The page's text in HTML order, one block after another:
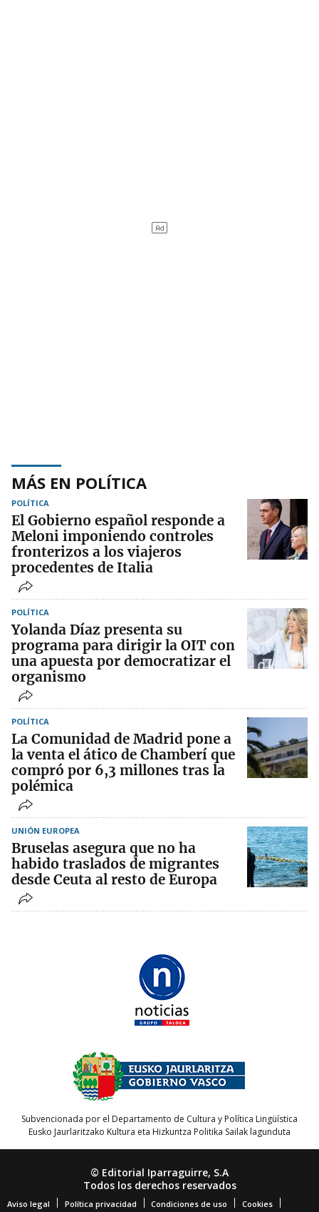
MÁS EN POLÍTICA
POLÍTICA
El Gobierno español responde a
Meloni imponiendo controles
fronterizos a los viajeros
procedentes de Italia
POLÍTICA
Yolanda Díaz presenta su
programa para dirigir la OIT con
una apuesta por democratizar el
organismo
POLÍTICA
La Comunidad de Madrid pone a
la venta el ático de Chamberí que
compró por 6,3 millones tras la
polémica
UNIÓN EUROPEA
Bruselas asegura que no ha
habido traslados de migrantes
desde Ceuta al resto de Europa
Subvencionada por el Departamento de Cultura y Política Lingüística
Eusko Jaurlaritzako Kultura eta Hizkuntza Politika Sailak lagunduta
© Editorial Iparraguirre, S.A
Todos los derechos reservados
Aviso legal Política privacidad Condiciones de uso Cookies